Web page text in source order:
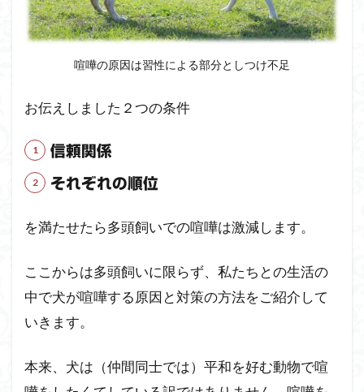
喧嘩の原因は習性による部分としつけ不足
お伝えしました２つの条件
信頼関係
それぞれの順位
を満たせたら多頭飼いでの喧嘩は激減します。
ここからは多頭飼いに限らず、私たちとの生活の
中で犬が喧嘩する原因と対策の方法をご紹介して
いきます。
本来、犬は（仲間同士では）平和を好む動物で喧